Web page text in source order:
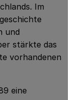
Im
und
stärkte das
vorhandenen
eine